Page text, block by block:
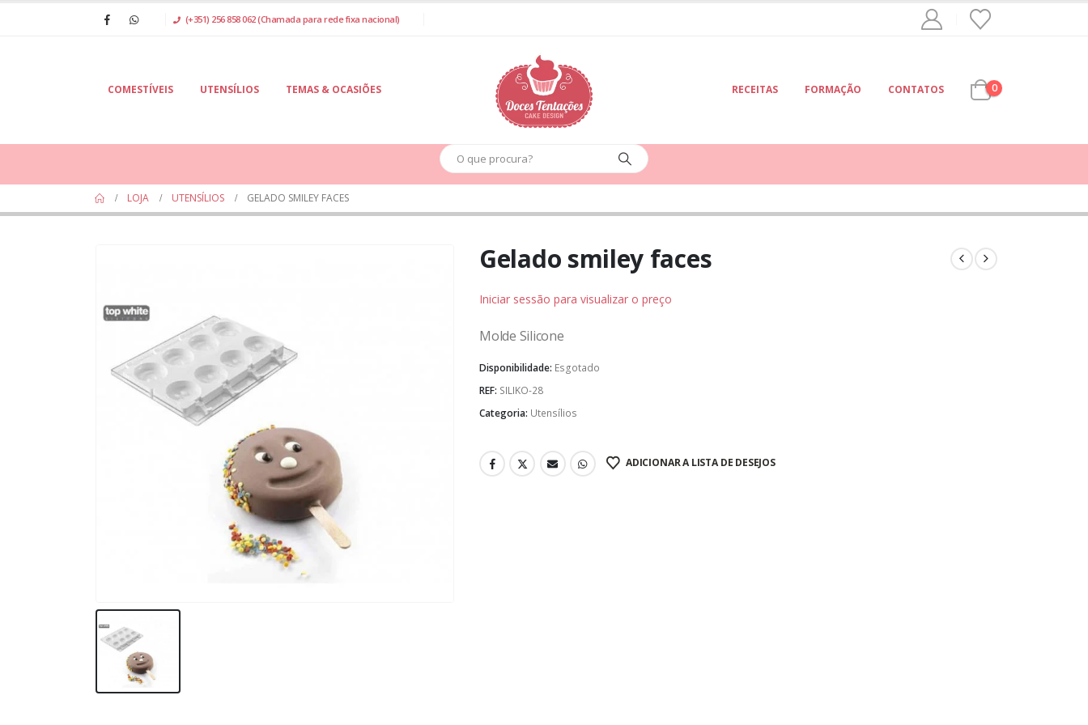
(+351) 256 858 062 (Chamada para rede fixa nacional)
COMESTÍVEIS UTENSÍLIOS TEMAS & OCASIÕES RECEITAS FORMAÇÃO CONTATOS 0
LOJA UTENSÍLIOS GELADO SMILEY FACES
Gelado smiley faces
Iniciar sessão para visualizar o preço
Molde Silicone
Disponibilidade: Esgotado
REF: SILIKO-28
Categoria: Utensílios
ADICIONAR A LISTA DE DESEJOS